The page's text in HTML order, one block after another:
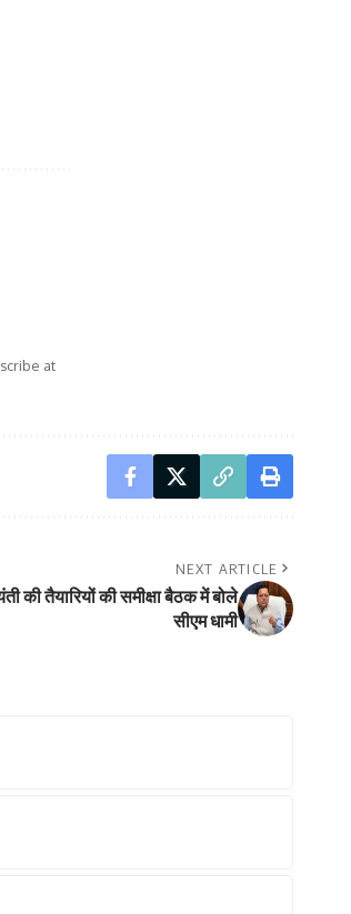
at
NEXT ARTICLE
की तैयारियों की समीक्षा बैठक में बोले
सीएम धामी